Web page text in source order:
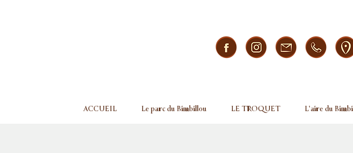
ACCUEIL Le parc du Bimbillou LE TROQUET L'aire du